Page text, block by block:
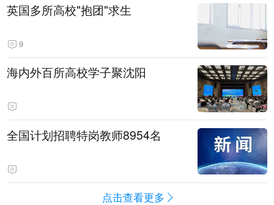
英国多所高校"抱团"求生
9
海内外百所高校学子聚沈阳
全国计划招聘特岗教师8954名
点击查看更多